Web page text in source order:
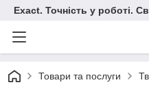
Exact. Точність у роботі.
Товари та послуги